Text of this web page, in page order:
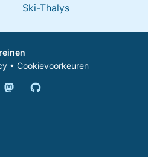
Ski-Thalys
• Cookievoorkeuren